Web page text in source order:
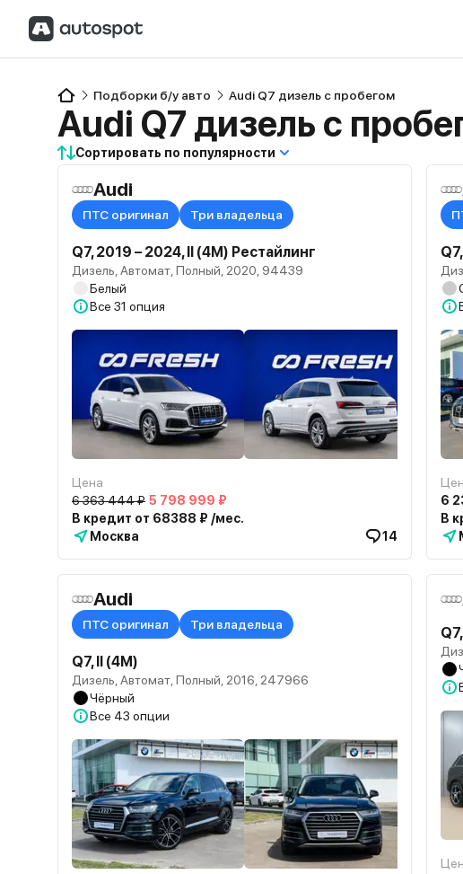
Подборки б/у авто Audi Q7 дизель с пробегом
Audi Q7 дизель с
Сортировать по популярности
Audi
ПТС оригинал Три владельца
Q7, 2019 – 2024, II (4M) Рестайлинг
Дизель, Автомат, Полный, 2020, 94439
Белый
Все 31 опция
Цена
6 363 444 ₽ 5 798 999 ₽
В кредит от 68388 ₽ /мес.
Москва
14
6
В
Audi
ПТС оригинал Три владельца
Q7, II (4M)
Дизель, Автомат, Полный, 2016, 247966
Чёрный
Все 43 опции